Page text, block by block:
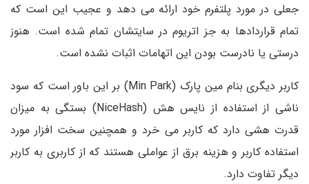
جعلی در مورد پلتفرم خود ارائه می دهد و عجیب این است که
تمام قراردادها به جز اتریوم در سایتشان تمام شده است. هنوز
درستی یا نادرست بودن این اتهامات اثبات نشده است.
کاربر دیگری بنام مین پارک (Min Park) بر این باور است که سود
ناشی از استفاده از نایس هش (NiceHash) بستگی به میزان
قدرت هشی دارد که کاربر می خرد و همچنین سخت افزار مورد
استفاده کاربر و هزینه برق از عواملی هستند که از کاربری به کاربر
دیگر تفاوت دارد.